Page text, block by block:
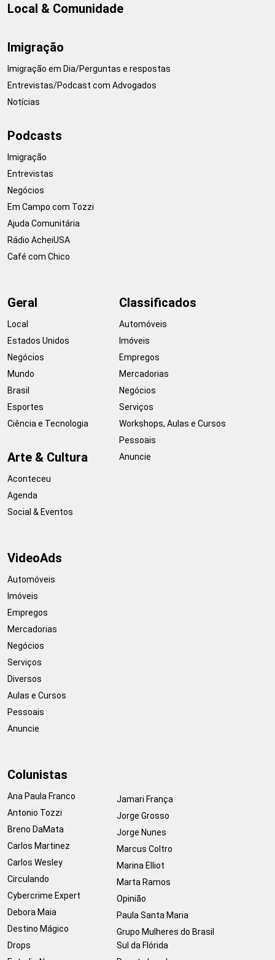
Local & Comunidade
Imigração
Imigração em Dia/Perguntas e respostas
Entrevistas/Podcast com Advogados
Notícias
Podcasts
Imigração
Entrevistas
Negócios
Em Campo com Tozzi
Ajuda Comunitária
Rádio AcheiUSA
Café com Chico
Geral
Local
Estados Unidos
Negócios
Mundo
Brasil
Esportes
Ciência e Tecnologia
Arte & Cultura
Aconteceu
Agenda
Social & Eventos
Classificados
Automóveis
Imóveis
Empregos
Mercadorias
Negócios
Serviços
Workshops, Aulas e Cursos
Pessoais
Anuncie
VideoAds
Automóveis
Imóveis
Empregos
Mercadorias
Negócios
Serviços
Diversos
Aulas e Cursos
Pessoais
Anuncie
Colunistas
Ana Paula Franco
Antonio Tozzi
Breno DaMata
Carlos Martinez
Carlos Wesley
Circulando
Cybercrime Expert
Debora Maia
Destino Mágico
Drops
Jamari França
Jorge Grosso
Jorge Nunes
Marcus Coltro
Marina Elliot
Marta Ramos
Opinião
Paula Santa Maria
Grupo Mulheres do Brasil
Sul da Flórida